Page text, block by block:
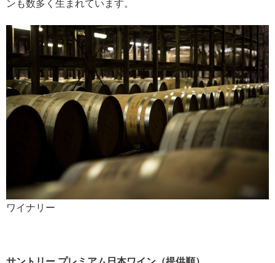
ンも数多く生まれています。
ワイナリー